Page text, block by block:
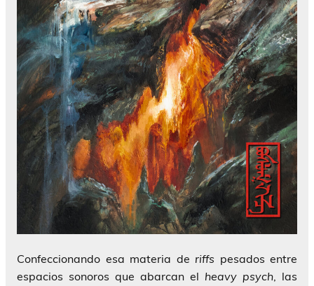
Confeccionando esa materia de riffs pesados entre
espacios sonoros que abarcan el heavy psych, las